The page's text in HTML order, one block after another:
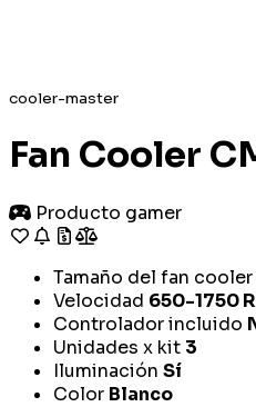
cooler-master
Fan Cooler
Producto gamer
Tamaño del fan cooler
Velocidad 650-1750
Controlador incluido
Unidades x kit 3
Iluminación Sí
Color Blanco